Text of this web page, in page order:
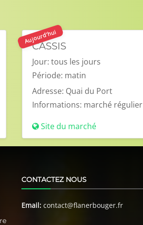
Aujourd'hui
CASSIS
Jour: tous les jours
Période: matin
Adresse: Quai du Port
Informations: marché régulier
Site du marché
CONTACTEZ NOUS
Email: contact@flanerbouger.fr